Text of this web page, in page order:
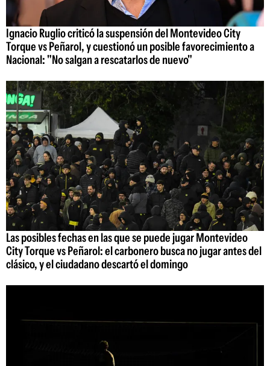
Ignacio Ruglio criticó la suspensión del Montevideo City
Torque vs Peñarol, y cuestionó un posible favorecimiento a
Nacional: "No salgan a rescatarlos de nuevo"
Las posibles fechas en las que se puede jugar Montevideo
City Torque vs Peñarol: el carbonero busca no jugar antes del
clásico, y el ciudadano descartó el domingo